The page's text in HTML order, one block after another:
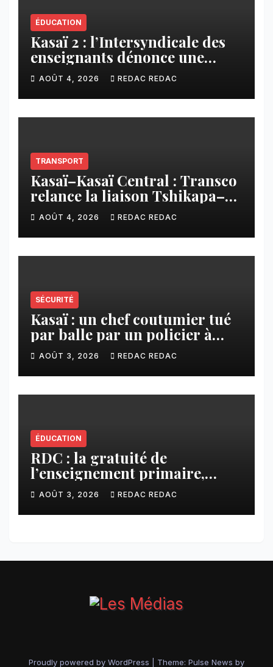
ÉDUCATION
Kasaï 2 : l’Intersyndicale des
enseignants dénonce une
contribution financière
imposée aux écoles de la
CNCA
AOÛT 4, 2026 REDAC REDAC
TRANSPORT
Kasaï–Kasaï Central : Transco
relance la liaison Tshikapa–
Tshiamu pour faciliter les
échanges
AOÛT 4, 2026 REDAC REDAC
SÉCURITÉ
Kasaï : un chef coutumier tué
par balle par un policier à
Kamuesha, la tension monte
AOÛT 3, 2026 REDAC REDAC
ÉDUCATION
RDC : la gratuité de
l’enseignement primaire,
vision phare du Président
Félix Tshisekedi réaffirmée
par une circulaire du
AOÛT 3, 2026 REDAC REDAC
Proudly powered by WordPress Theme: Pulse News by